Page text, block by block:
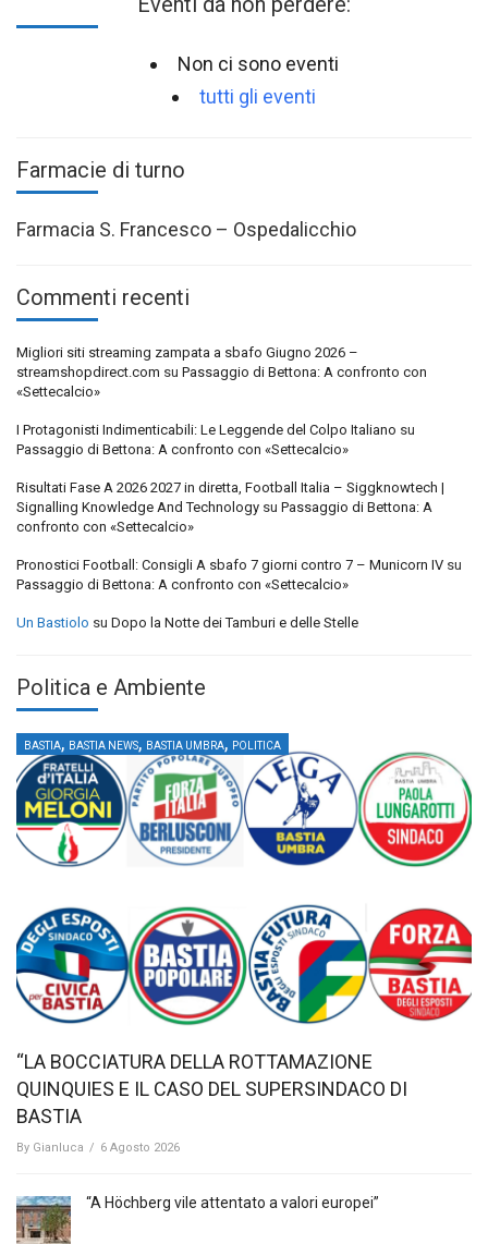
Non ci sono eventi
tutti gli eventi
Farmacie di turno
Farmacia S. Francesco – Ospedalicchio
Commenti recenti
Migliori siti streaming zampata a sbafo Giugno 2026 –
streamshopdirect.com su Passaggio di Bettona: A confronto con
«Settecalcio»
I Protagonisti Indimenticabili: Le Leggende del Colpo Italiano su
Passaggio di Bettona: A confronto con «Settecalcio»
Risultati Fase A 2026 2027 in diretta, Football Italia – Siggknowtech |
Signalling Knowledge And Technology su Passaggio di Bettona: A
confronto con «Settecalcio»
Pronostici Football: Consigli A sbafo 7 giorni contro 7 – Municorn IV su
Passaggio di Bettona: A confronto con «Settecalcio»
Un Bastiolo su Dopo la Notte dei Tamburi e delle Stelle
Politica e Ambiente
BASTIA, BASTIA NEWS, BASTIA UMBRA, POLITICA
“LA BOCCIATURA DELLA ROTTAMAZIONE
QUINQUIES E IL CASO DEL SUPERSINDACO DI
BASTIA
By Gianluca / 6 Agosto 2026
“A Höchberg vile attentato a valori europei”